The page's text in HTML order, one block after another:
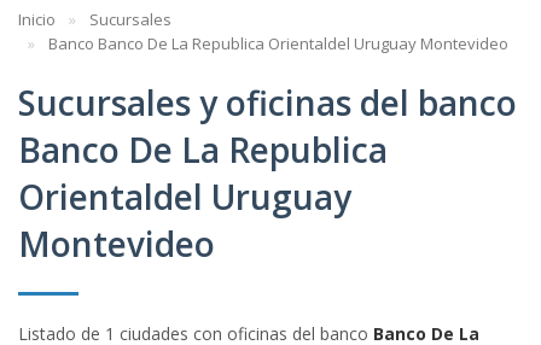
Inicio
Sucursales
Banco Banco De La Republica Orientaldel Uruguay Montevideo
Sucursales y oficinas del banco
Banco De La Republica
Orientaldel Uruguay
Montevideo
Listado de 1 ciudades con oficinas del banco Banco De La